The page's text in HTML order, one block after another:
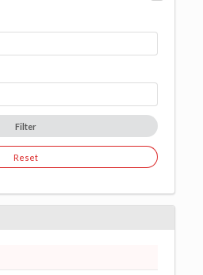
Filter
Reset